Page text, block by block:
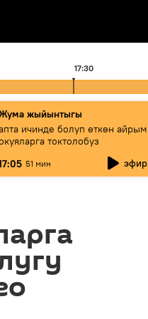
17:30
жыйынтыгы
ичинде болуп өткөн айрым
токтолобуз
51 мин эфир